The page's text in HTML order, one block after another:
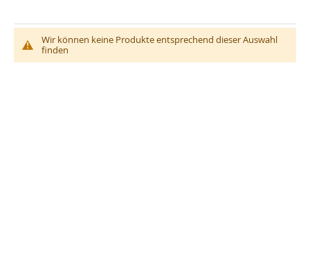
Wir können keine Produkte entsprechend dieser Auswahl
finden